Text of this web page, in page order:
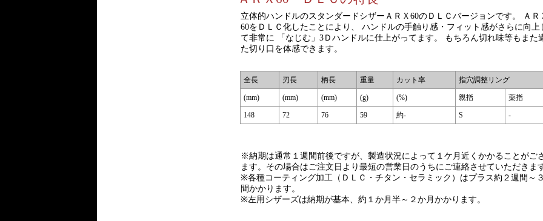
立体的ハンドルのスタンダードシザーＡＲＸ60のＤＬＣバージョンです。 ＡＲ
60をＤＬＣ化したことにより、 ハンドルの手触り感・フィット感がさらに向上
て非常に 「なじむ」3Ｄハンドルに仕上がってます。 もちろん切れ味等もまた
た切り口を体感できます。
全長 刃長 柄長 重量 カット率 指穴調整リング
(mm) (mm) (mm) (g) (%) 親指 薬指
148 72 76 59 約- S -
※納期は通常１週間前後ですが、製造状況によって１ケ月近くかかることがご
ます。その場合はご注文日より最短の営業日のうちにご連絡させていただきま
※各種コーティング加工（ＤＬＣ・チタン・セラミック）はプラス約２週間～
間かかります。
※左用シザーズは納期が基本、約１か月半～２か月かかります。